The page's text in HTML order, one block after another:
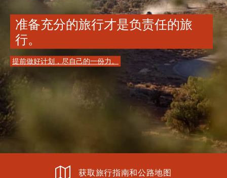
准备充分的旅行才是负责任的旅
行。
提前做好计划，尽自己的一份力。
获取旅行指南和公路地图